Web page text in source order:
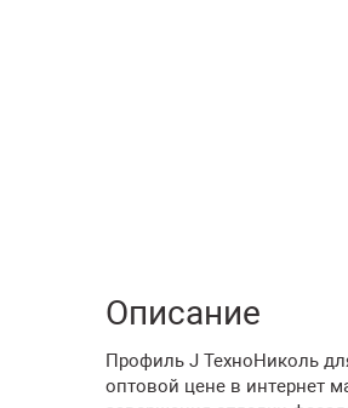
Описание
Профиль J ТехноНиколь
оптовой цене в интернет